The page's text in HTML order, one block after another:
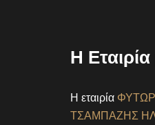
Η
Η εταιρία
ΤΣΑΜΠΑΖΗΣ